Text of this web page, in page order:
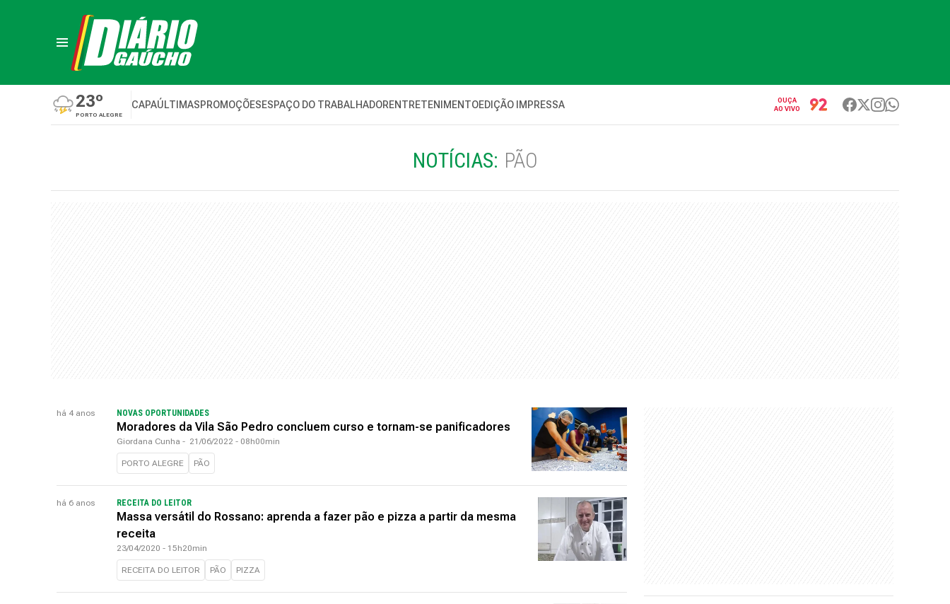
23º
PORTO ALEGRE
CAPAÚLTIMASPROMOÇÕESESPAÇO DO TRABALHADORENTRETENIMENTOEDIÇÃO IMPRESSA
OUÇA
AO VIVO
NOTÍCIAS: PÃO
há 4 anos NOVAS OPORTUNIDADES
Moradores da Vila São Pedro concluem curso e tornam-se panificadores
Giordana Cunha - 21/06/2022 - 08h00min
PORTO ALEGRE PÃO
há 6 anos RECEITA DO LEITOR
Massa versátil do Rossano: aprenda a fazer pão e pizza a partir da mesma
receita
23/04/2020 - 15h20min
RECEITA DO LEITOR PÃO PIZZA